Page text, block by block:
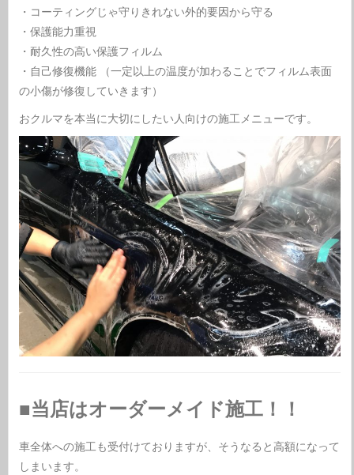
・コーティングじゃ守りきれない外的要因から守る
・保護能力重視
・耐久性の高い保護フィルム
・自己修復機能
（一定以上の温度が加わることでフィルム表面
の小傷が修復していきます）
おクルマを本当に大切にしたい人向けの施工メニューです。
■当店はオーダーメイド施工！！
車全体への施工も受付けておりますが、そうなると高額になって
しまいます。